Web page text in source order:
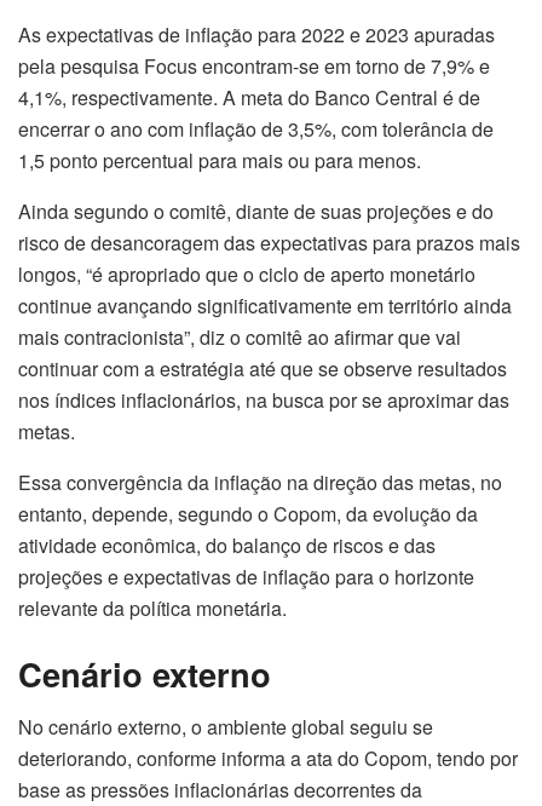
As expectativas de inflação para 2022 e 2023 apuradas
pela pesquisa Focus encontram-se em torno de 7,9% e
4,1%, respectivamente. A meta do Banco Central é de
encerrar o ano com inflação de 3,5%, com tolerância de
1,5 ponto percentual para mais ou para menos.
Ainda segundo o comitê, diante de suas projeções e do
risco de desancoragem das expectativas para prazos mais
longos, “é apropriado que o ciclo de aperto monetário
continue avançando significativamente em território ainda
mais contracionista”, diz o comitê ao afirmar que vai
continuar com a estratégia até que se observe resultados
nos índices inflacionários, na busca por se aproximar das
metas.
Essa convergência da inflação na direção das metas, no
entanto, depende, segundo o Copom, da evolução da
atividade econômica, do balanço de riscos e das
projeções e expectativas de inflação para o horizonte
relevante da política monetária.
Cenário externo
No cenário externo, o ambiente global seguiu se
deteriorando, conforme informa a ata do Copom, tendo por
base as pressões inflacionárias decorrentes da